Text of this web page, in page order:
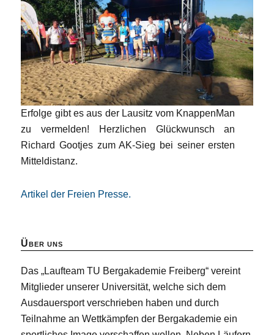
Erfolge gibt es aus der Lausitz vom KnappenMan
zu vermelden! Herzlichen Glückwunsch an
Richard Gootjes zum AK-Sieg bei seiner ersten
Mitteldistanz.
Artikel der Freien Presse.
Über uns
Das „Laufteam TU Bergakademie Freiberg“ vereint
Mitglieder unserer Universität, welche sich dem
Ausdauersport verschrieben haben und durch
Teilnahme an Wettkämpfen der Bergakademie ein